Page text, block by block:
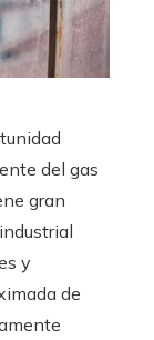
del gas
gran
y
de